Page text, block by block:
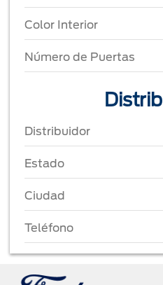
Color Interior
Número de Puertas
Distribuidor
Estado
Ciudad
Teléfono